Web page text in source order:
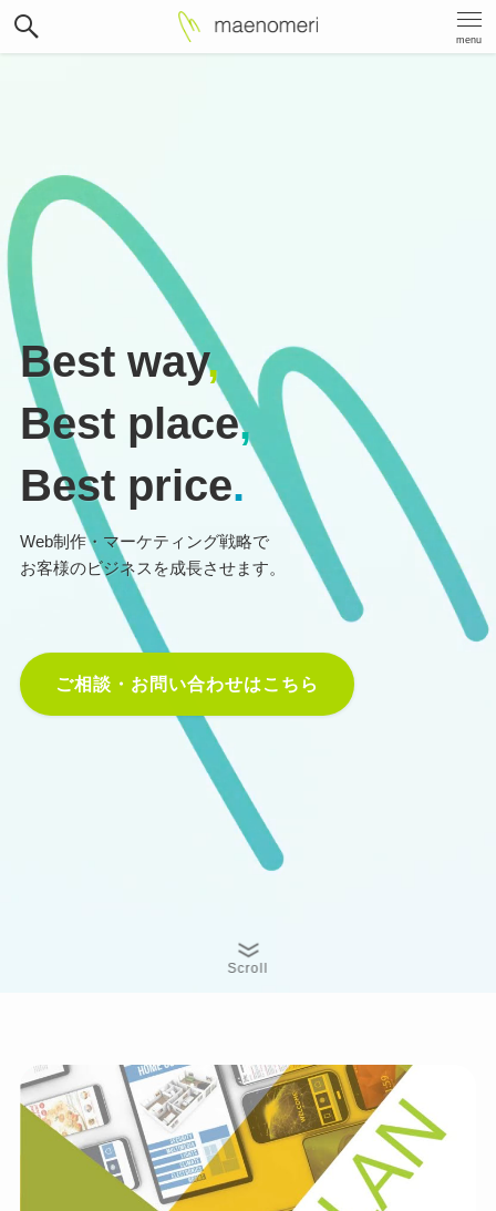
menu
Best way,
Best place,
Best price.
Web制作・マーケティング戦略で
お客様のビジネスを成長させます。
ご相談・お問い合わせはこちら
Scroll